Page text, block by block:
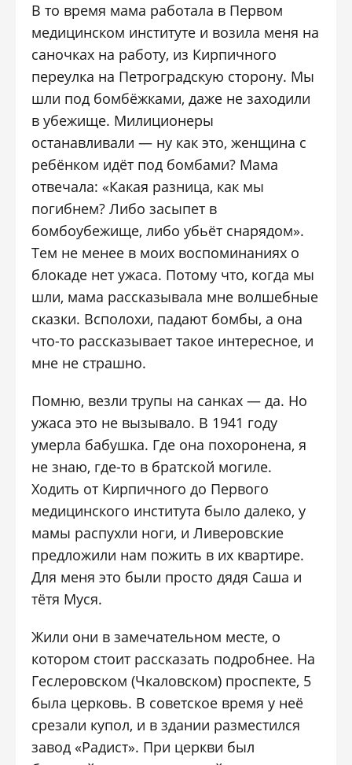
В то время мама работала в Первом
медицинском институте и возила меня на
саночках на работу, из Кирпичного
переулка на Петроградскую сторону. Мы
шли под бомбёжками, даже не заходили
в убежище. Милиционеры
останавливали — ну как это, женщина с
ребёнком идёт под бомбами? Мама
отвечала: «Какая разница, как мы
погибнем? Либо засыпет в
бомбоубежище, либо убьёт снарядом».
Тем не менее в моих воспоминаниях о
блокаде нет ужаса. Потому что, когда мы
шли, мама рассказывала мне волшебные
сказки. Всполохи, падают бомбы, а она
что-то рассказывает такое интересное, и
мне не страшно.
Помню, везли трупы на санках — да. Но
ужаса это не вызывало. В 1941 году
умерла бабушка. Где она похоронена, я
не знаю, где-то в братской могиле.
Ходить от Кирпичного до Первого
медицинского института было далеко, у
мамы распухли ноги, и Ливеровские
предложили нам пожить в их квартире.
Для меня это были просто дядя Саша и
тётя Муся.
Жили они в замечательном месте, о
котором стоит рассказать подробнее. На
Геслеровском (Чкаловском) проспекте, 5
была церковь. В советское время у неё
срезали купол, и в здании разместился
завод «Радист». При церкви был